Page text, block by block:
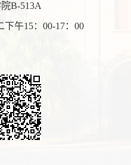
B-513A
下午15：00-17：00